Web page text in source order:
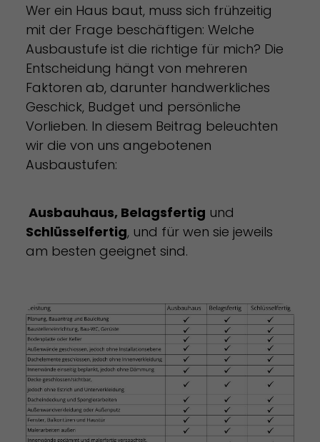
Wer ein Haus baut, muss sich frühzeitig
mit der Frage beschäftigen: Welche
Ausbaustufe ist die richtige für mich? Die
Entscheidung hängt von mehreren
Faktoren ab, darunter handwerkliches
Geschick, Budget und persönliche
Vorlieben. In diesem Beitrag beleuchten
wir die von uns angebotenen
Ausbaustufen:
Ausbauhaus, Belagsfertig und
Schlüsselfertig, und für wen sie jeweils
am besten geeignet sind.